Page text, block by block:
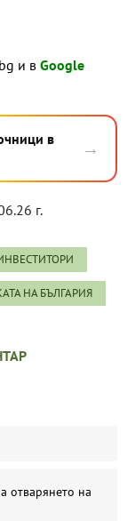
и в Google
в
→
г.
НА БЪЛГАРИЯ
отварянето на